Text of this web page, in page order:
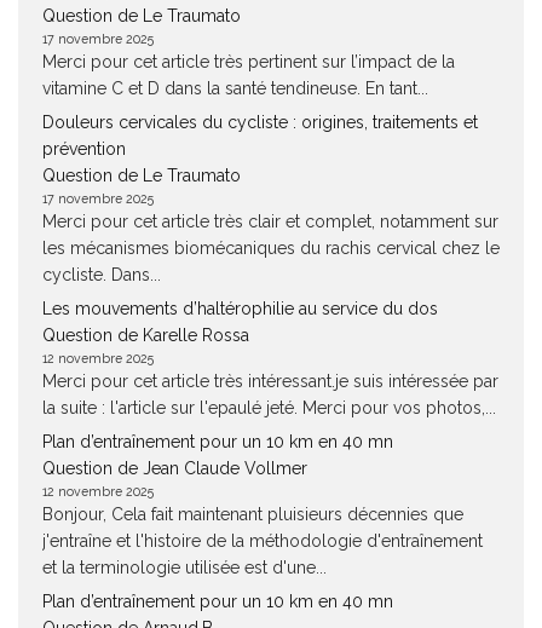
Question de Le Traumato
17 novembre 2025
Merci pour cet article très pertinent sur l’impact de la
vitamine C et D dans la santé tendineuse. En tant...
Douleurs cervicales du cycliste : origines, traitements et
prévention
Question de Le Traumato
17 novembre 2025
Merci pour cet article très clair et complet, notamment sur
les mécanismes biomécaniques du rachis cervical chez le
cycliste. Dans...
Les mouvements d’haltérophilie au service du dos
Question de Karelle Rossa
12 novembre 2025
Merci pour cet article très intéressant.je suis intéressée par
la suite : l'article sur l'epaulé jeté. Merci pour vos photos,...
Plan d’entraînement pour un 10 km en 40 mn
Question de Jean Claude Vollmer
12 novembre 2025
Bonjour, Cela fait maintenant pluisieurs décennies que
j'entraîne et l'histoire de la méthodologie d'entraînement
et la terminologie utilisée est d'une...
Plan d’entraînement pour un 10 km en 40 mn